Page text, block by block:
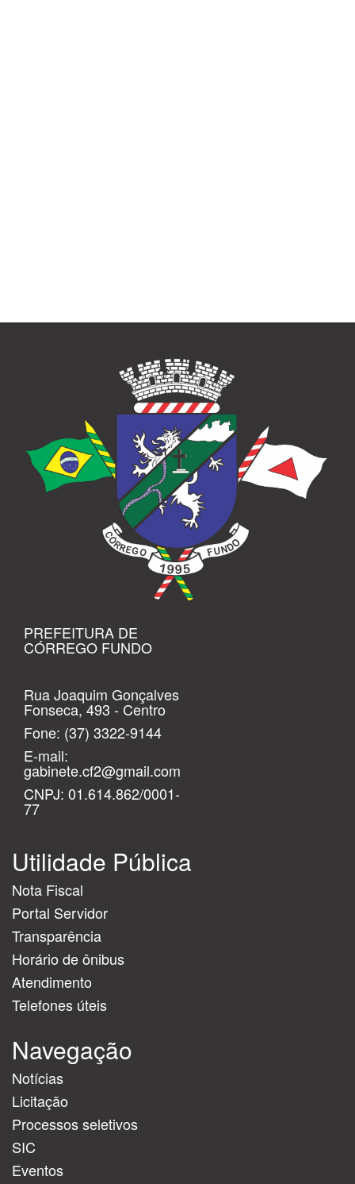
PREFEITURA DE
CÓRREGO FUNDO
Rua Joaquim Gonçalves
Fonseca, 493 - Centro
Fone: (37) 3322-9144
E-mail:
gabinete.cf2@gmail.com
CNPJ: 01.614.862/0001-
77
Utilidade Pública
Nota Fiscal
Portal Servidor
Transparência
Horário de ônibus
Atendimento
Telefones úteis
Navegação
Notícias
Licitação
Processos seletivos
SIC
Eventos